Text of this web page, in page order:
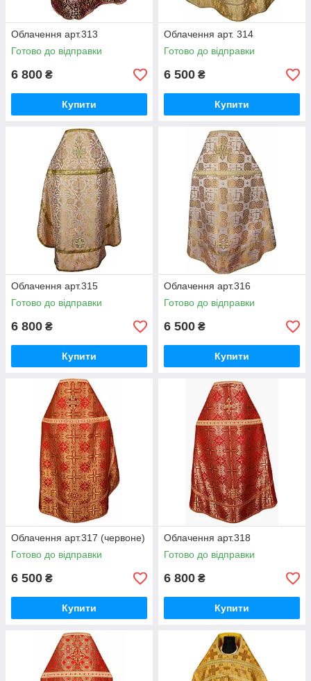
Облачення арт.313
Готово до відправки
6 800 ₴
Купити
Облачення арт. 314
Готово до відправки
6 500 ₴
Купити
Облачення арт.315
Готово до відправки
6 800 ₴
Купити
Облачення арт.316
Готово до відправки
6 500 ₴
Купити
Облачення арт.317 (червоне)
Готово до відправки
6 500 ₴
Купити
Облачення арт.318
Готово до відправки
6 800 ₴
Купити